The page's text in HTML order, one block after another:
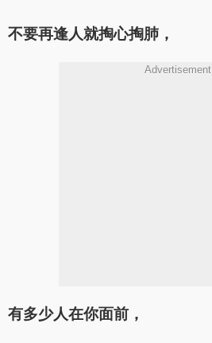
不要再逢人就掏心掏肺，
Advertisement
有多少人在你面前，